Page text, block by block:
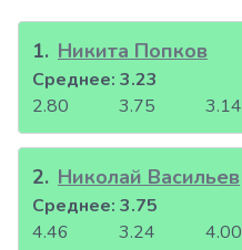
1. Никита Попков
2.80 3.75 3.14
Среднее: 3.23
2. Николай Васильев
4.46 3.24 4.00
Среднее: 3.75